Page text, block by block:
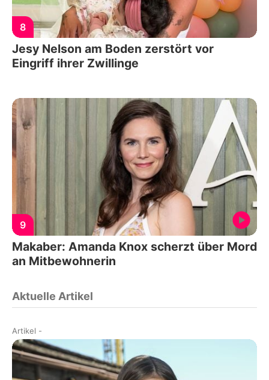
8
Jesy Nelson am Boden zerstört vor
Eingriff ihrer Zwillinge
9
Makaber: Amanda Knox scherzt über Mord
an Mitbewohnerin
Aktuelle Artikel
Artikel -